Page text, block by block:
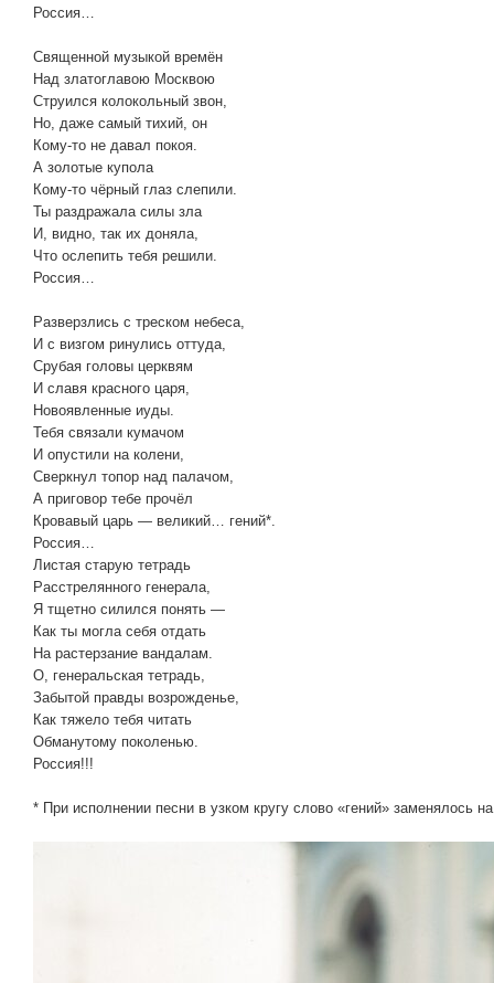
Россия…
Священной музыкой времён
Над златоглавою Москвою
Струился колокольный звон,
Но, даже самый тихий, он
Кому-то не давал покоя.
А золотые купола
Кому-то чёрный глаз слепили.
Ты раздражала силы зла
И, видно, так их доняла,
Что ослепить тебя решили.
Россия…
Разверзлись с треском небеса,
И с визгом ринулись оттуда,
Срубая головы церквям
И славя красного царя,
Новоявленные иуды.
Тебя связали кумачом
И опустили на колени,
Сверкнул топор над палачом,
А приговор тебе прочёл
Кровавый царь — великий… гений*.
Россия…
Листая старую тетрадь
Расстрелянного генерала,
Я тщетно силился понять —
Как ты могла себя отдать
На растерзание вандалам.
О, генеральская тетрадь,
Забытой правды возрожденье,
Как тяжело тебя читать
Обманутому поколенью.
Россия!!!
* При исполнении песни в узком кругу слово «гений» заменялось